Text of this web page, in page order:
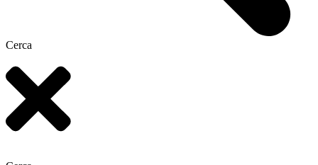
Cerca